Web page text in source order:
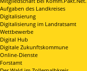
Aufgaben des Landkreises
Digitalisierung
Digitalisierung im Landratsamt
Wettbewerbe
Digital Hub
Digitale Zukunftskommune
Online-Dienste
Forstamt